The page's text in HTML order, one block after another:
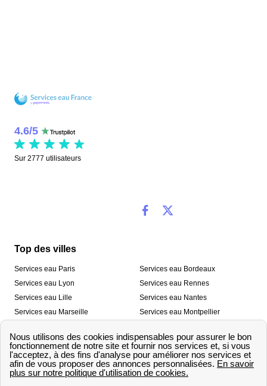
4.6/5
Sur 2777 utilisateurs
Top des villes
Services eau Paris
Services eau Lyon
Services eau Lille
Services eau Marseille
Services eau Toulon
Services eau Bordeaux
Services eau Rennes
Services eau Nantes
Services eau Montpellier
Services eau Strasbourg
Nos outils